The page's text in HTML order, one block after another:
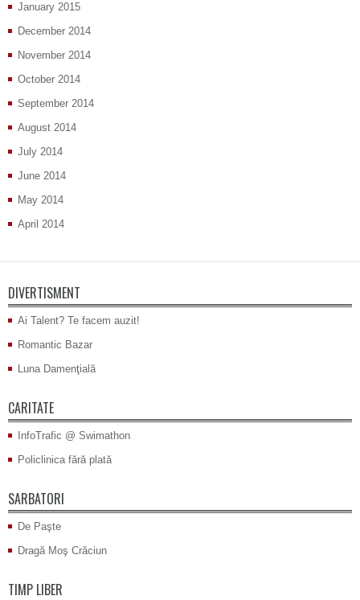
January 2015
December 2014
November 2014
October 2014
September 2014
August 2014
July 2014
June 2014
May 2014
April 2014
DIVERTISMENT
Ai Talent? Te facem auzit!
Romantic Bazar
Luna Damenţială
CARITATE
InfoTrafic @ Swimathon
Policlinica fără plată
SARBATORI
De Paşte
Dragă Moş Crăciun
TIMP LIBER